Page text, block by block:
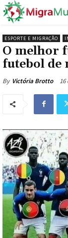
ESPORTE E MIGRAÇÃO
O melhor
futebol de
By Victória Brotto 16